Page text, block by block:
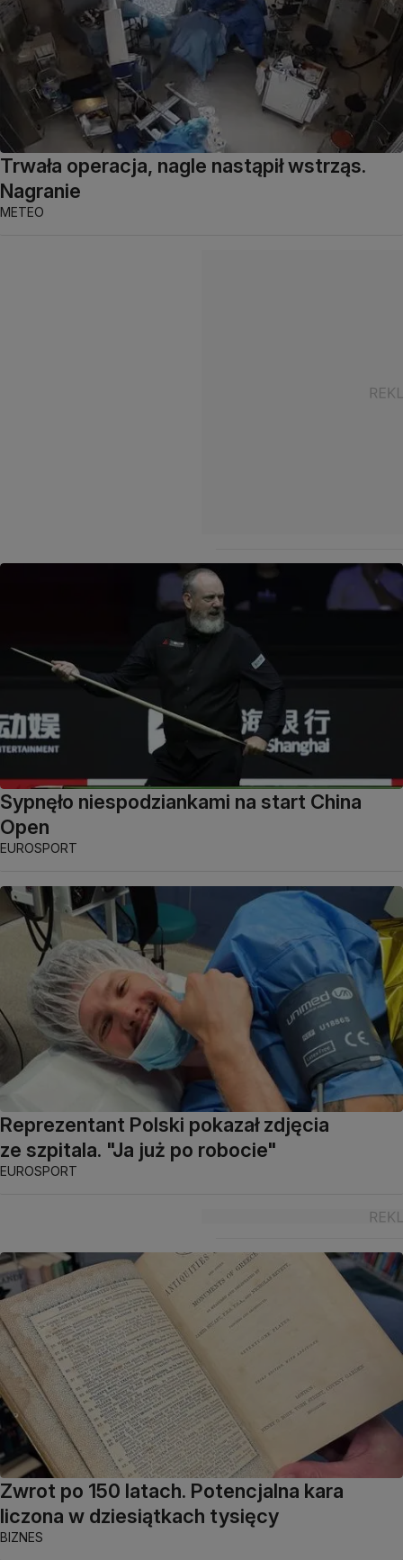
Trwała operacja, nagle nastąpił wstrząs.
Nagranie
METEO
Sypnęło niespodziankami na start China
Open
EUROSPORT
Reprezentant Polski pokazał zdjęcia
ze szpitala. "Ja już po robocie"
EUROSPORT
Zwrot po 150 latach. Potencjalna kara
liczona w dziesiątkach tysięcy
BIZNES